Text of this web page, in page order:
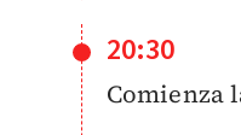
20:30
Comienza